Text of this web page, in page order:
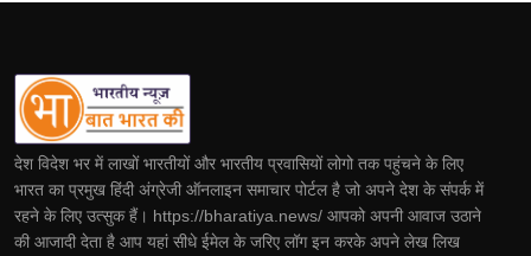
देश विदेश भर में लाखों भारतीयों और भारतीय प्रवासियों लोगो तक पहुंचने के लिए
भारत का प्रमुख हिंदी अंग्रेजी ऑनलाइन समाचार पोर्टल है जो अपने देश के संपर्क में
रहने के लिए उत्सुक हैं। https://bharatiya.news/ आपको अपनी आवाज उठाने
की आजादी देता है आप यहां सीधे ईमेल के जरिए लॉग इन करके अपने लेख लिख